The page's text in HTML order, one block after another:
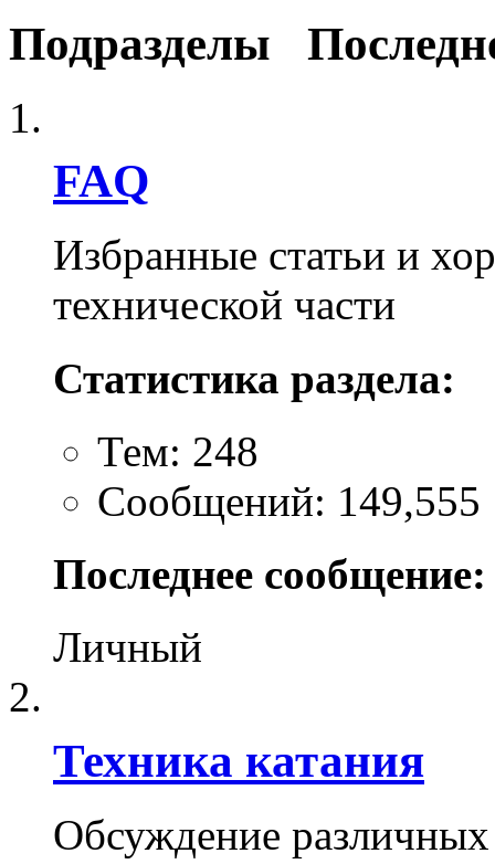
Подразделы
FAQ
Избранные статьи и
технической части
Статистика раздела:
Тем: 248
Сообщений: 149,555
Последнее сообщение:
Личный
Техника катания
Обсуждение различных